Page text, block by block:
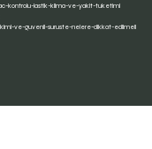
kontrolu-lastik-klima-ve-yakit-tuketimi
ve-guvenli-suruste-nelere-dikkat-edilmeli